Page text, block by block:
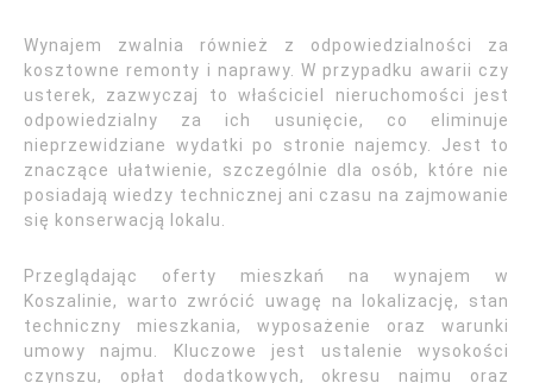
Wynajem zwalnia również z odpowiedzialności za
kosztowne remonty i naprawy. W przypadku awarii czy
usterek, zazwyczaj to właściciel nieruchomości jest
odpowiedzialny za ich usunięcie, co eliminuje
nieprzewidziane wydatki po stronie najemcy. Jest to
znaczące ułatwienie, szczególnie dla osób, które nie
posiadają wiedzy technicznej ani czasu na zajmowanie
się konserwacją lokalu.
Przeglądając oferty mieszkań na wynajem w
Koszalinie, warto zwrócić uwagę na lokalizację, stan
techniczny mieszkania, wyposażenie oraz warunki
umowy najmu. Kluczowe jest ustalenie wysokości
czynszu, opłat dodatkowych, okresu najmu oraz